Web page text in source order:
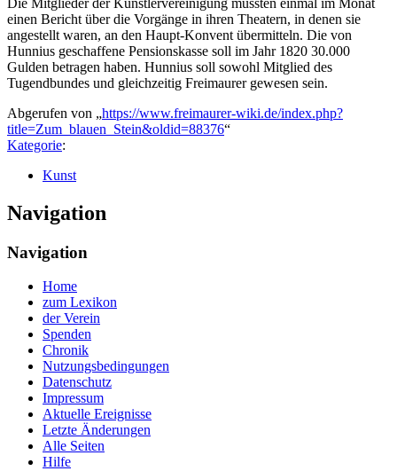
einen Bericht über die Vorgänge in ihren Theatern, in denen sie
angestellt waren, an den Haupt-Konvent übermitteln. Die von
Hunnius geschaffene Pensionskasse soll im Jahr 1820 30.000
Gulden betragen haben. Hunnius soll sowohl Mitglied des
Tugendbundes und gleichzeitig Freimaurer gewesen sein.
Abgerufen von „https://www.freimaurer-wiki.de/index.php?
title=Zum_blauen_Stein&oldid=88376“
Kategorie:
Kunst
Navigation
Navigation
Home
zum Lexikon
der Verein
Spenden
Chronik
Nutzungsbedingungen
Datenschutz
Impressum
Aktuelle Ereignisse
Letzte Änderungen
Alle Seiten
Hilfe